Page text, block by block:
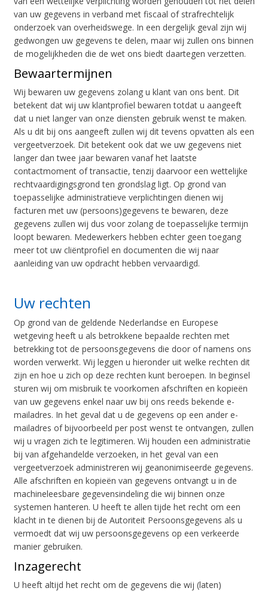
van uw gegevens in verband met fiscaal of strafrechtelijk
onderzoek van overheidswege. In een dergelijk geval zijn wij
gedwongen uw gegevens te delen, maar wij zullen ons binnen
de mogelijkheden die de wet ons biedt daartegen verzetten.
Bewaartermijnen
Wij bewaren uw gegevens zolang u klant van ons bent. Dit
betekent dat wij uw klantprofiel bewaren totdat u aangeeft
dat u niet langer van onze diensten gebruik wenst te maken.
Als u dit bij ons aangeeft zullen wij dit tevens opvatten als een
vergeetverzoek. Dit betekent ook dat we uw gegevens niet
langer dan twee jaar bewaren vanaf het laatste
contactmoment of transactie, tenzij daarvoor een wettelijke
rechtvaardigingsgrond ten grondslag ligt. Op grond van
toepasselijke administratieve verplichtingen dienen wij
facturen met uw (persoons)gegevens te bewaren, deze
gegevens zullen wij dus voor zolang de toepasselijke termijn
loopt bewaren. Medewerkers hebben echter geen toegang
meer tot uw cliëntprofiel en documenten die wij naar
aanleiding van uw opdracht hebben vervaardigd.
Uw rechten
Op grond van de geldende Nederlandse en Europese
wetgeving heeft u als betrokkene bepaalde rechten met
betrekking tot de persoonsgegevens die door of namens ons
worden verwerkt. Wij leggen u hieronder uit welke rechten dit
zijn en hoe u zich op deze rechten kunt beroepen. In beginsel
sturen wij om misbruik te voorkomen afschriften en kopieën
van uw gegevens enkel naar uw bij ons reeds bekende e-
mailadres. In het geval dat u de gegevens op een ander e-
mailadres of bijvoorbeeld per post wenst te ontvangen, zullen
wij u vragen zich te legitimeren. Wij houden een administratie
bij van afgehandelde verzoeken, in het geval van een
vergeetverzoek administreren wij geanonimiseerde gegevens.
Alle afschriften en kopieën van gegevens ontvangt u in de
machineleesbare gegevensindeling die wij binnen onze
systemen hanteren. U heeft te allen tijde het recht om een
klacht in te dienen bij de Autoriteit Persoonsgegevens als u
vermoedt dat wij uw persoonsgegevens op een verkeerde
manier gebruiken.
Inzagerecht
U heeft altijd het recht om de gegevens die wij (laten)